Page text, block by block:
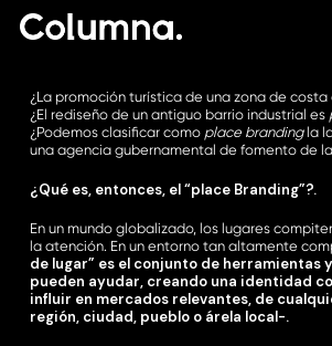
main
¿La promoción turística de una zona de costa
¿El rediseño de un antiguo barrio industrial es
¿Podemos clasificar como place brandingla
una agencia gubernamental de fomento de
¿Qué es, entonces, el “place Branding”?.
En un mundo globalizado, los lugares
la atención. En un entorno tan altamente
de lugar” es el conjunto de herramientas
pueden ayudar, creando una identidad
influir en mercados relevantes, de
región, ciudad, pueblo o árela local-.